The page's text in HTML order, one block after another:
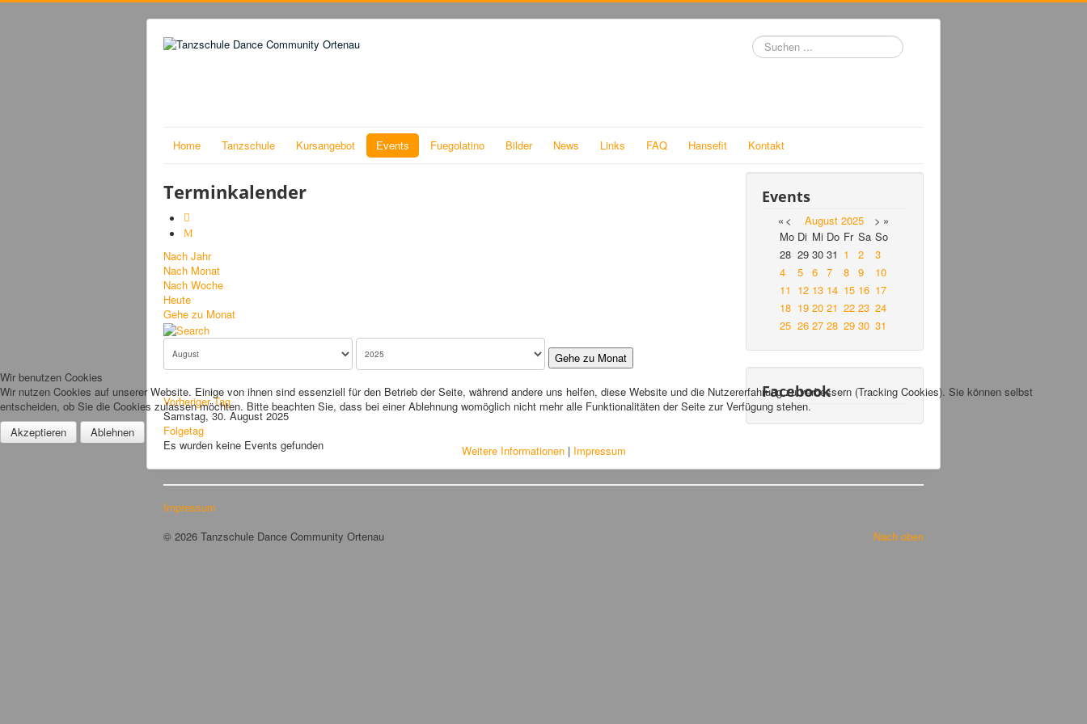
Suchen
...
Home Tanzschule Kursangebot Events Fuegolatino Bilder News Links FAQ Hansefit Kontakt
Terminkalender
Nach Jahr
Nach Monat
Nach Woche
Heute
Gehe zu Monat
Gehe zu Monat
Vorheriger Tag
Samstag, 30. August 2025
Folgetag
Es wurden keine Events gefunden
Events
« < August 2025 > »
Mo Di Mi Do Fr Sa So
28 29 30 31 1 2
3
4
5 6 7 8 9
10
11 12 13 14 15 16 17
18 19 20 21 22 23 24
25 26 27 28 29 30 31
Facebook
Impressum
Nach oben
© 2026 Tanzschule Dance Community Ortenau
Wir benutzen Cookies
Wir nutzen Cookies auf unserer Website. Einige von ihnen sind essenziell für den Betrieb der Seite, während andere uns helfen, diese Website und die Nutzererfahrung zu verbessern (Tracking Cookies). Sie können selbst
entscheiden, ob Sie die Cookies zulassen möchten. Bitte beachten Sie, dass bei einer Ablehnung womöglich nicht mehr alle Funktionalitäten der Seite zur Verfügung stehen.
Akzeptieren
Ablehnen
Weitere Informationen| Impressum